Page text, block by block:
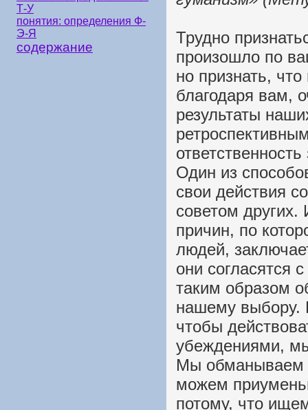
Т-У
понятия: определения Ф-
Э-Я
содержание
Трудно
произошло по
но признать,
благодаря вам,
результаты
Один из
свои действия
советом
причин, по
людей,
они согласятся
таким образом
нашему выбору.
чтобы
убеждениями,
Мы обманываем
можем
потому, что